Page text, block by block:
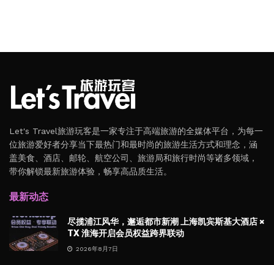
Let's Travel旅游玩客是一家专注于高端旅游的全媒体平台，为每一
位旅游爱好者分享当下最热门和最时尚的旅游生活方式和理念，涵
盖美食、酒店、邮轮、航空公司、旅游局和旅行时尚等诸多领域，
带你解锁最新旅游体验，畅享高品质生活。
最新动态
尽揽浦江风华，邂逅都市新潮 上海凯宾斯基大酒店 ×
TX 淮海开启会员权益跨界联动
2026年8月7日